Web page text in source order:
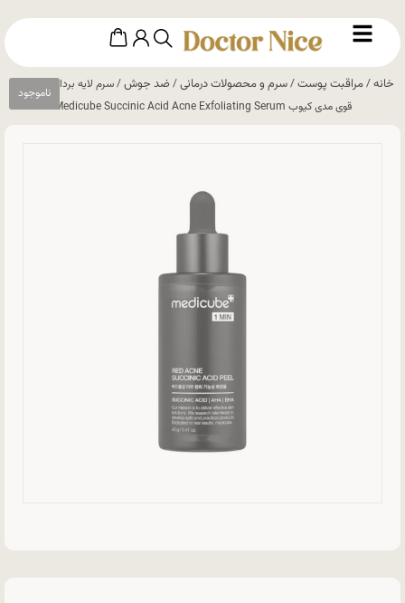
خانه/مراقبت پوست/سرم و محصولات درمانی/ضد جوش/ سرم لایه بردار ضد جوش
قوی مدی کیوب Medicube Succinic Acid Acne Exfoliating Serum